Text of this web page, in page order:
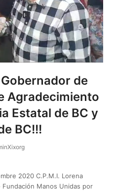
de
Agradecimiento
Estatal de BC y
BC!!!
2020 C.P.M.I. Lorena
Manos Unidas por